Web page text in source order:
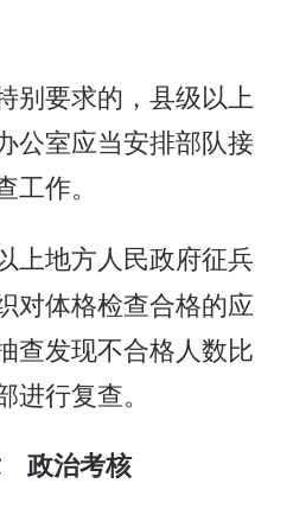
别要求的，县级以上
公室应当安排部队接
作。
上地方人民政府征兵
对体格检查合格的应
查发现不合格人数比
行复查。
政治考核